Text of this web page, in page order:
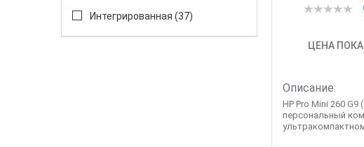
Интегрированная (37)
ЦЕНА
Описание:
HP Pro Mini 260 G9
персональный